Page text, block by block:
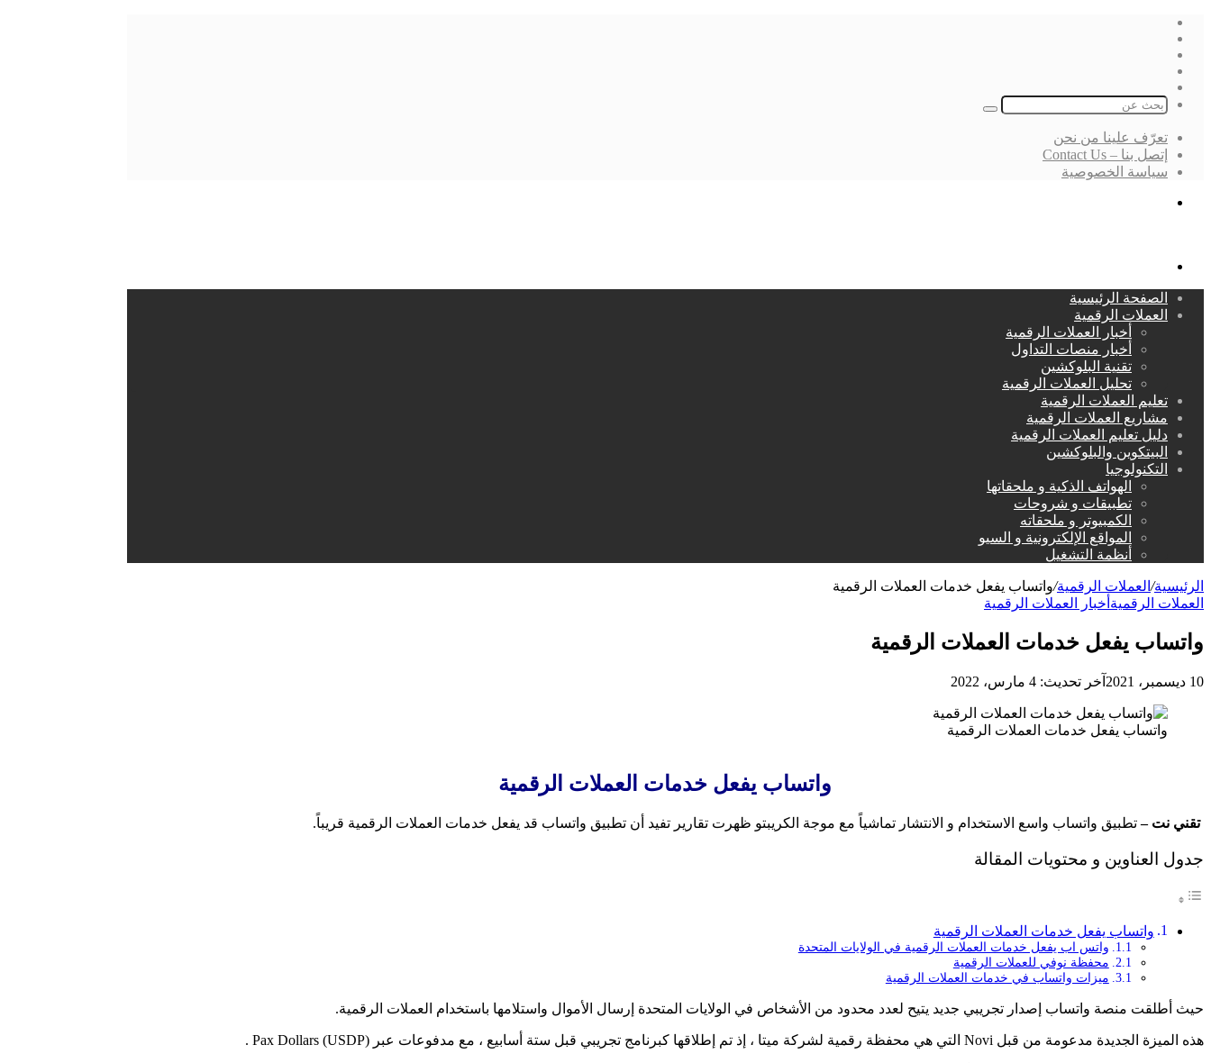
بحث
تعرّف علينا من نحن
إتصل بنا – Contact Us
سياسة الخصوصية
الصفحة الرئيسية
العملات الرقمية
أخبار العملات الرقمية
أخبار منصات التداول
تقنية البلوكشين
تحليل العملات الرقمية
تعليم العملات الرقمية
مشاريع العملات الرقمية
دليل تعليم العملات الرقمية
البيتكوين والبلوكشين
التكنولوجيا
الهواتف الذكية و ملحقاتها
تطبيقات و شروحات
الكمبيوتر و ملحقاته
المواقع الإلكترونية و السيو
أنظمة التشغيل
الرئيسية/ العملات الرقمية/واتساب يفعل خدمات العملات الرقمية
العملات الرقمية أخبار العملات الرقمية
واتساب يفعل خدمات العملات الرقمية
10 ديسمبر، 2021 آخر تحديث: 4 مارس، 2022
واتساب يفعل خدمات العملات الرقمية
واتساب يفعل خدمات العملات الرقمية
تقني نت –تطبيق واتساب واسع الاستخدام و الانتشار تماشياً مع موجة الكريبتو ظهرت تقارير تفيد أن تطبيق واتساب قد يفعل خدمات العملات الرقمية قريباً.
جدول العناوين و محتويات المقالة
واتساب يفعل خدمات العملات الرقمية
واتس اب يفعل خدمات العملات الرقمية في الولايات المتحدة
محفظة نوفي للعملات الرقمية
ميزات واتساب في خدمات العملات الرقمية
حيث أطلقت منصة واتساب إصدار تجريبي جديد يتيح لعدد محدود من الأشخاص في الولايات المتحدة إرسال الأموال واستلامها باستخدام العملات الرقمية.
هذه الميزة الجديدة مدعومة من قبل Novi التي هي محفظة رقمية لشركة ميتا ، إذ تم إطلاقها كبرنامج تجريبي قبل ستة أسابيع ، مع مدفوعات عبر Pax Dollars (USDP) .